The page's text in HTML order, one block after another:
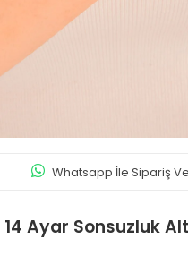
Whatsapp İle Sipariş
Ayar Sonsuzluk